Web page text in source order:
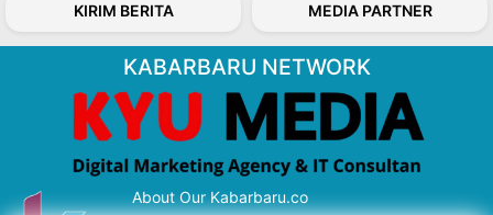
KIRIM BERITA MEDIA PARTNER
KABARBARU NETWORK
About Our Kabarbaru.co